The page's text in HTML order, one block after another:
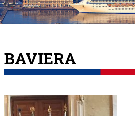
BAVIERA